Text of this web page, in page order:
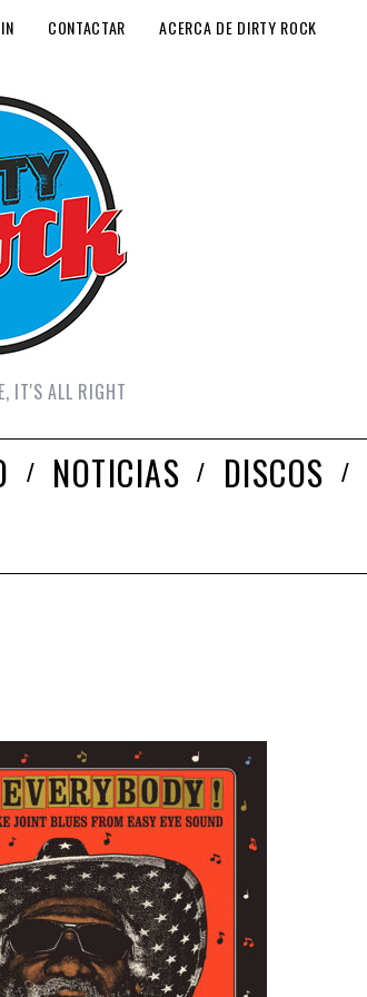
CONTACTAR ACERCA DE DIRTY ROCK
IT'S ALL RIGHT
NOTICIAS DISCOS